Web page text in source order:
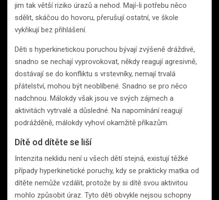
jim tak větší riziko úrazů a nehod. Mají-li potřebu něco
sdělit, skáčou do hovoru, přerušují ostatní, ve škole
vykřikují bez přihlášení.
Děti s hyperkinetickou poruchou bývají zvýšeně dráždivé,
snadno se nechají vyprovokovat, někdy reagují agresivně,
dostávají se do konfliktu s vrstevníky, nemají trvalá
přátelství, mohou být neoblíbené. Snadno se pro něco
nadchnou. Málokdy však jsou ve svých zájmech a
aktivitách vytrvalé a důsledné. Na napomínání reagují
podrážděně, málokdy vyhoví okamžitě příkazům.
Dítě od dítěte se liší
Intenzita neklidu není u všech dětí stejná, existují těžké
případy hyperkinetické poruchy, kdy se prakticky matka od
dítěte nemůže vzdálit, protože by si dítě svou aktivitou
mohlo způsobit úraz. Tyto děti obvykle nejsou schopny